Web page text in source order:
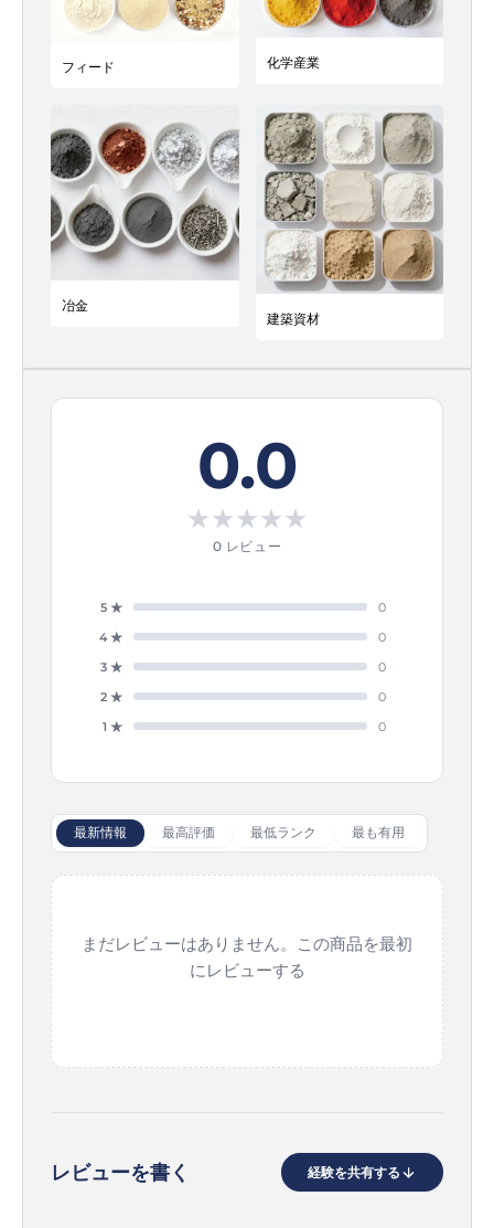
フィード 化学産業
冶金
建築資材
0.0
★★★★★
0 レビュー
5 ★
0
4 ★
0
3 ★
0
2 ★
0
1 ★
0
最新情報 最高評価 最低ランク 最も有用
まだレビューはありません。この商品を最初
にレビューする
レビューを書く 経験を共有する